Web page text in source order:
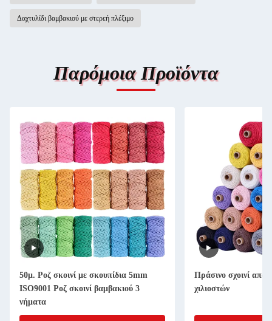
Δαχτυλίδι βαμβακιού με στερεή πλέξιμο
Παρόμοια Προϊόντα
σκοινί με σκουπίδια 5mm
Ροζ σκοινί βαμβακιού 3
Πράσινο σχοινί από νάιλον 3